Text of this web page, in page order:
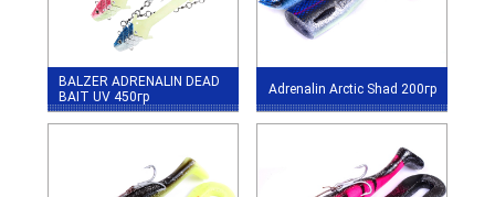
BALZER ADRENALIN DEAD
BAIT UV 450гр
Adrenalin Arctic Shad 200гр